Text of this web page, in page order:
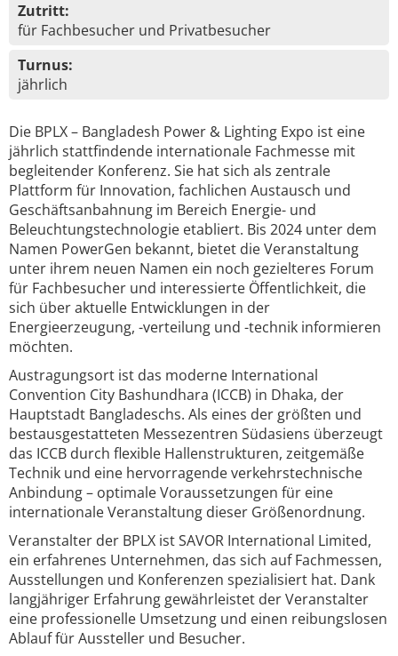
Zutritt:
für Fachbesucher und Privatbesucher
Turnus:
jährlich
Die BPLX – Bangladesh Power & Lighting Expo ist eine
jährlich stattfindende internationale Fachmesse mit
begleitender Konferenz. Sie hat sich als zentrale
Plattform für Innovation, fachlichen Austausch und
Geschäftsanbahnung im Bereich Energie- und
Beleuchtungstechnologie etabliert. Bis 2024 unter dem
Namen PowerGen bekannt, bietet die Veranstaltung
unter ihrem neuen Namen ein noch gezielteres Forum
für Fachbesucher und interessierte Öffentlichkeit, die
sich über aktuelle Entwicklungen in der
Energieerzeugung, -verteilung und -technik informieren
möchten.
Austragungsort ist das moderne International
Convention City Bashundhara (ICCB) in Dhaka, der
Hauptstadt Bangladeschs. Als eines der größten und
bestausgestatteten Messezentren Südasiens überzeugt
das ICCB durch flexible Hallenstrukturen, zeitgemäße
Technik und eine hervorragende verkehrstechnische
Anbindung – optimale Voraussetzungen für eine
internationale Veranstaltung dieser Größenordnung.
Veranstalter der BPLX ist SAVOR International Limited,
ein erfahrenes Unternehmen, das sich auf Fachmessen,
Ausstellungen und Konferenzen spezialisiert hat. Dank
langjähriger Erfahrung gewährleistet der Veranstalter
eine professionelle Umsetzung und einen reibungslosen
Ablauf für Aussteller und Besucher.